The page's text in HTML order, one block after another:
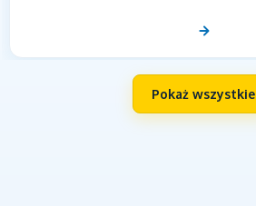
Pokaż wszystkie